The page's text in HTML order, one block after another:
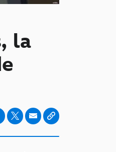
la